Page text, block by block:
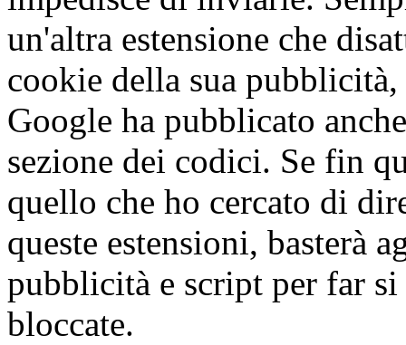
un'altra estensione che
cookie della sua
Google ha pubblicato
sezione dei codici. Se fin
quello che ho cercato di
queste estensioni, basterà
pubblicità e script per far si
bloccate.